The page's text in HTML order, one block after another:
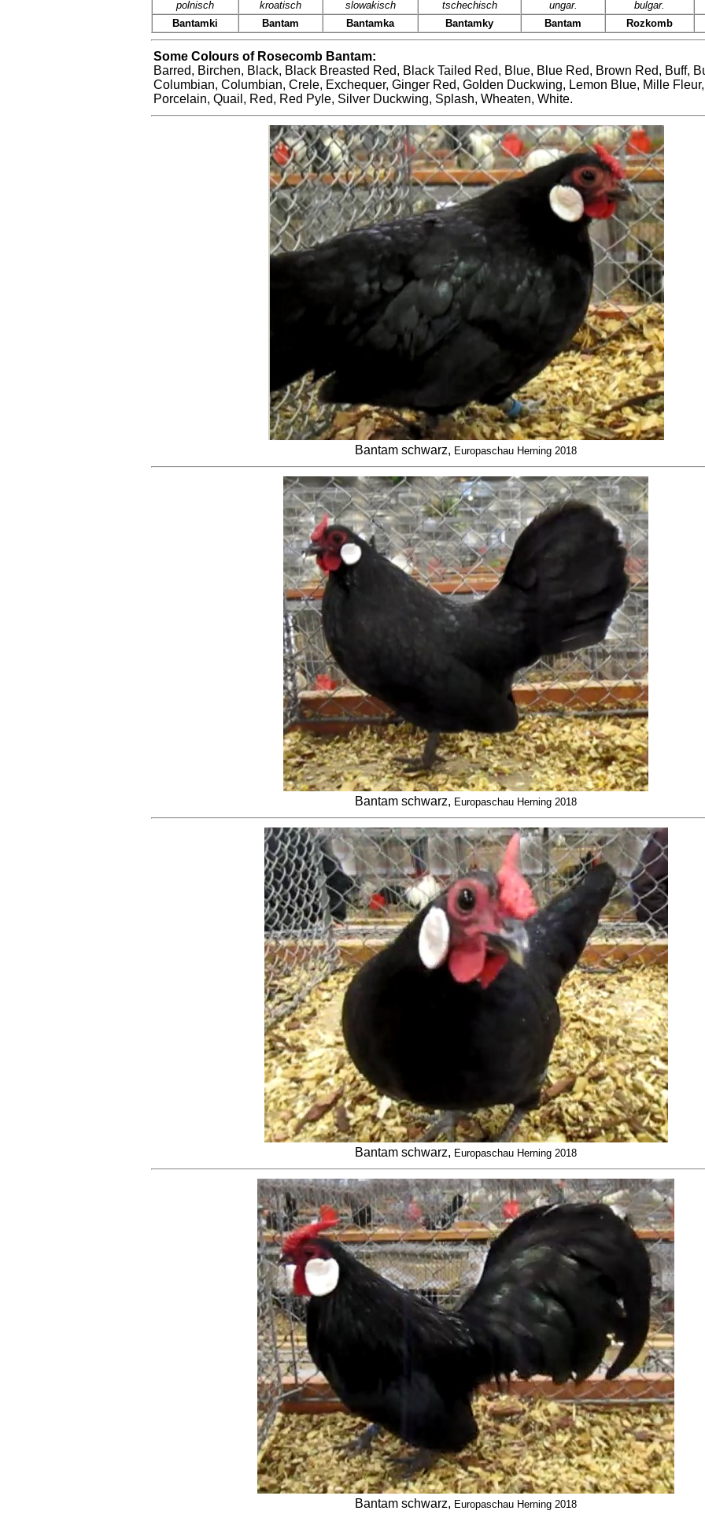
polnisch kroatisch slowakisch tschechisch ungar.
bulgar.
Bantamki
Bantam Bantamka Bantamky Bantam Rozkomb
Some Colours of Rosecomb Bantam:
Barred, Birchen, Black, Black Breasted Red, Black Tailed Red, Blue, Blue Red, Brown Red, Buff,
Columbian, Columbian, Crele, Exchequer, Ginger Red, Golden Duckwing, Lemon Blue, Mille
Porcelain, Quail, Red, Red Pyle, Silver Duckwing, Splash, Wheaten, White.
Bantam schwarz, Europaschau Herning 2018
Bantam schwarz, Europaschau Herning 2018
Bantam schwarz, Europaschau Herning 2018
Bantam schwarz, Europaschau Herning 2018